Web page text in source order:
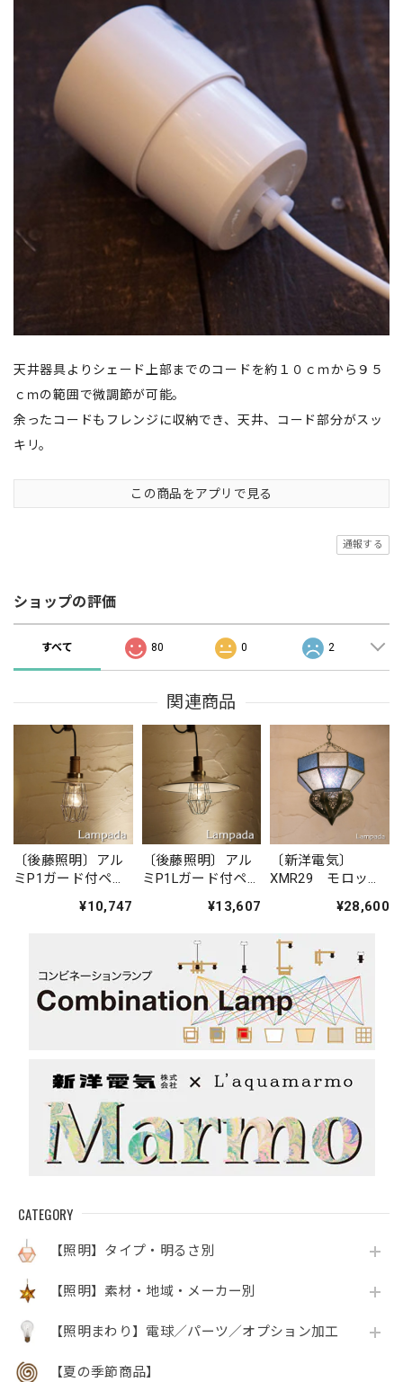
CATEGORY
【照明】タイプ・明るさ別
【照明】素材・地域・メーカー別
【照明まわり】電球／パーツ／オプション加工
【夏の季節商品】
天井器具よりシェード上部までのコードを約１０ｃｍから９５
ｃｍの範囲で微調節が可能。
余ったコードもフレンジに収納でき、天井、コード部分がスッ
キリ。
この商品をアプリで見る
通報する
ショップの評価
すべて 80 0 2
関連商品
〔後藤照明〕アル
ミP1ガード付ペン
¥10,747
〔後藤照明〕アル
ミP1Lガード付ペン
¥13,607
〔新洋電気〕
XMR29 モロッコ
¥28,600